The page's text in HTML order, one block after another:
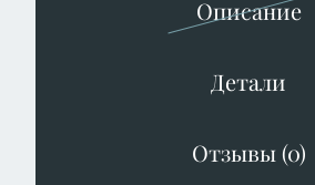
Описание
Детали
Отзывы (0)